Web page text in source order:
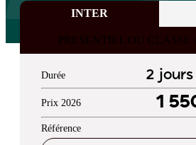
INTER
PRESENTIEL OU CLASSE
Durée 2 jours
Prix 2026 1
Référence